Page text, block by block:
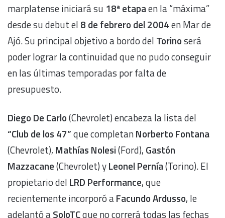
marplatense iniciará su 18ª etapaen la “máxima”
desde su debut el 8 de febrero del 2004en Mar de
Ajó. Su principal objetivo a bordo del Torinoserá
poder lograr la continuidad que no pudo conseguir
en las últimas temporadas por falta de
presupuesto.
Diego De Carlo(Chevrolet) encabeza la lista del
“Club de los 47”que completanNorberto Fontana
(Chevrolet), Mathías Nolesi(Ford), Gastón
Mazzacane(Chevrolet) yLeonel Pernía(Torino). El
propietario del LRD Performance, que
recientemente incorporó aFacundo Ardusso, le
adelantó aSoloTCque no correrá todas las fechas